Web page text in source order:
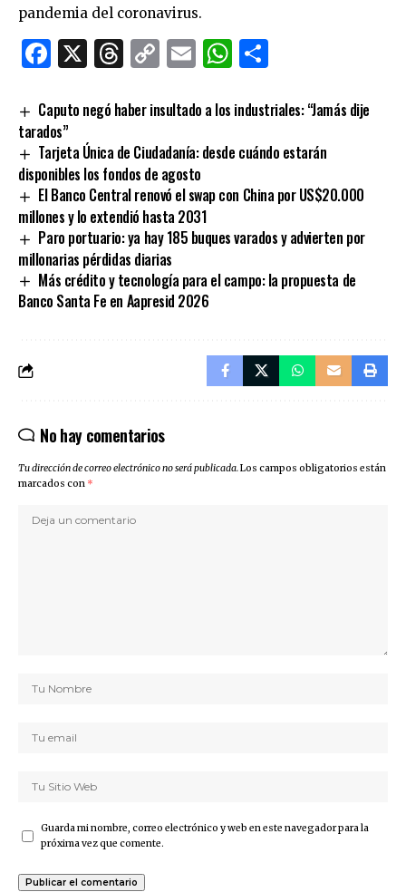
pandemia del coronavirus.
Facebook
X Threads
CopyEmailWhatsApp
Caputo negó haber insultado a los industriales: “Jamás dije
tarados”
Tarjeta Única de Ciudadanía: desde cuándo estarán
disponibles los fondos de agosto
El Banco Central renovó el swap con China por US$20.000
millones y lo extendió hasta 2031
Paro portuario: ya hay 185 buques varados y advierten por
millonarias pérdidas diarias
Más crédito y tecnología para el campo: la propuesta de
Banco Santa Fe en Aapresid 2026
No hay comentarios
Tu dirección de correo electrónico no será publicada.Los campos obligatorios están
marcados con *
Guarda mi nombre, correo electrónico y web en este navegador para la
próxima vez que comente.